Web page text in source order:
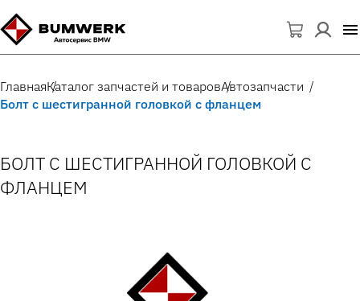
ГлавнаяКаталог запчастей и товаровАвтозапчасти
Болт с шестигранной головкой с фланцем
БОЛТ С ШЕСТИГРАННОЙ ГОЛОВКОЙ С
ФЛАНЦЕМ